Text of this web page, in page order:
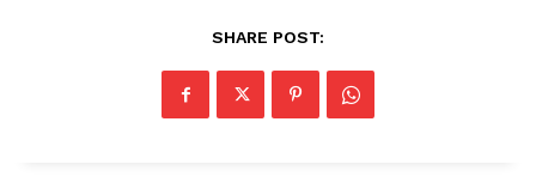
SHARE POST: